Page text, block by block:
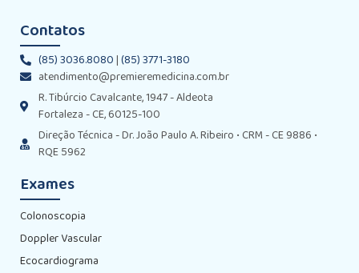
Contatos
(85) 3036.8080|(85) 3771-3180
atendimento@premieremedicina.com.br
R. Tibúrcio Cavalcante, 1947 - Aldeota
Fortaleza - CE, 60125-100
Direção Técnica - Dr. João Paulo A. Ribeiro • CRM - CE 9886 •
RQE 5962
Exames
Colonoscopia
Doppler Vascular
Ecocardiograma